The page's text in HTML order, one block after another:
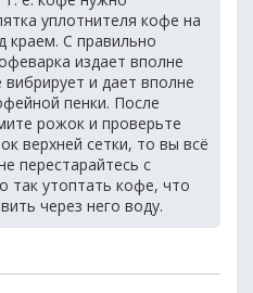
уплотнителя кофе на
краем. С правильно
издает вполне
и дает вполне
пенки. После
рожок и проверьте
верхней сетки, то вы всё
перестарайтесь с
так утоптать кофе, что
через него воду.